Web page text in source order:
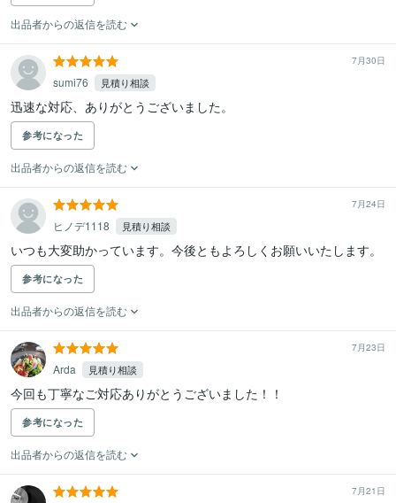
出品者からの返信を読む
7月30日
sumi76 見積り相談
迅速な対応、ありがとうございました。
参考になった
出品者からの返信を読む
7月24日
ヒノデ1118 見積り相談
いつも大変助かっています。今後ともよろしくお願いいたします。
参考になった
出品者からの返信を読む
7月23日
Arda 見積り相談
今回も丁寧なご対応ありがとうございました！！
参考になった
出品者からの返信を読む
7月21日